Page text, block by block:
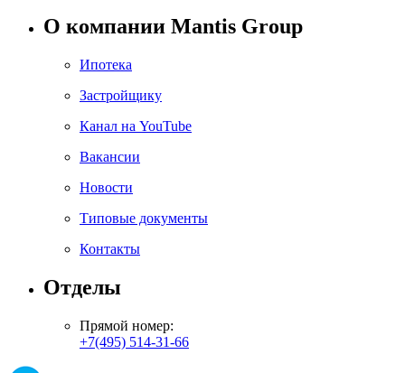
О компании Mantis Group
Ипотека
Застройщику
Канал на YouTube
Вакансии
Новости
Типовые документы
Контакты
Отделы
Прямой номер:
+7(495) 514-31-66